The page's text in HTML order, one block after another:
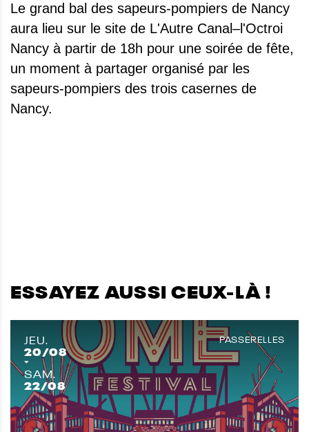
Le grand bal des sapeurs-pompiers de Nancy
aura lieu sur le site de L'Autre Canal–l'Octroi
Nancy à partir de 18h pour une soirée de fête,
un moment à partager organisé par les
sapeurs-pompiers des trois casernes de
Nancy.
ESSAYEZ AUSSI CEUX-LÀ !
JEU.
20/08
SAM.
22/08
PASSERELLES